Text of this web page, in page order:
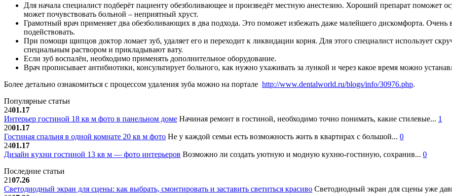
Для начала специалист подберёт пациенту обезболивающее и произведёт местную анестезию. Хороший препарат поможет
может почувствовать больной – неприятный хруст.
Грамотный врач применяет два обезболивающих в два подхода. Это поможет избежать даже малейшего дискомфорта.
подействовать.
При помощи щипцов доктор ломает зуб, удаляет его и переходит к ликвидации корня. Для этого специалист использует
специальным раствором и прикладывают вату.
Если зуб воспалён, необходимо применять дополнительное оборудование.
Врач прописывает антибиотики, консультирует больного, как нужно ухаживать за лункой и через какое время можно
Более детально ознакомиться с процессом удаления зуба можно на портале http://www.dentalworld.ru/blogs/info/30976.php.
Популярные статьи
2401.17
Интерьер гостиной 18 кв м фото в панельном доме Начиная ремонт в гостиной, необходимо точно понимать, какие стилевые... 1
2001.17
Гостиная спальня в одной комнате 20 кв м фото Не у каждой семьи есть возможность жить в квартирах с большой... 0
2401.17
Дизайн кухни гостиной 13 кв м — фото интерьеров Возможно ли создать уютную и модную кухню-гостиную, сохранив... 0
Последние статьи
2107.26
Светодиодный экран для сцены: как выбрать, смонтировать и заставить светиться красиво Светодиодный экран для сцены уже